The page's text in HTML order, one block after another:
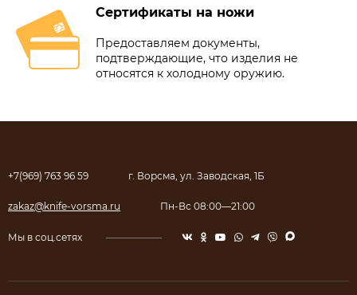
Сертификаты на ножи
Предоставляем документы,
подтверждающие, что изделия не
относятся к холодному оружию.
+7(969) 763 96 59 г. Ворсма, ул. Заводская, 1Б
zakaz@knife-vorsma.ru Пн-Вс 08:00—21:00
Мы в соц.сетях